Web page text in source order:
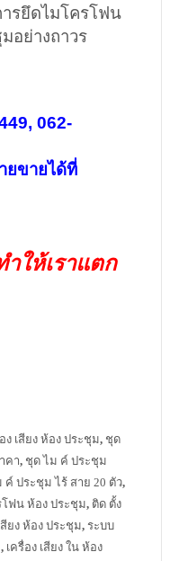
รยึดไมโครโฟน
อย่างถาวร
062-
ยขายได้ที่
ให้เราแตก
ง เสียง ห้อง ประชุม, ชุด
คา, ชุด ไม ค์ ประชุม
ค์ ประชุม ไร้ สาย 20 ตัว,
ฟน ห้อง ประชุม, ติด ตั้ง
ยง ห้อง ประชุม, ระบบ
, เครื่อง เสียง ใน ห้อง